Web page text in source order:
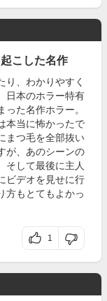
こした名作
り、わかりやすく
日本のホラー特有
た名作ホラー。
本当に怖かったで
まつ毛を全部抜い
が、あのシーンの
そして最後に主人
ビデオを見せに行
方もとてもよかっ
1